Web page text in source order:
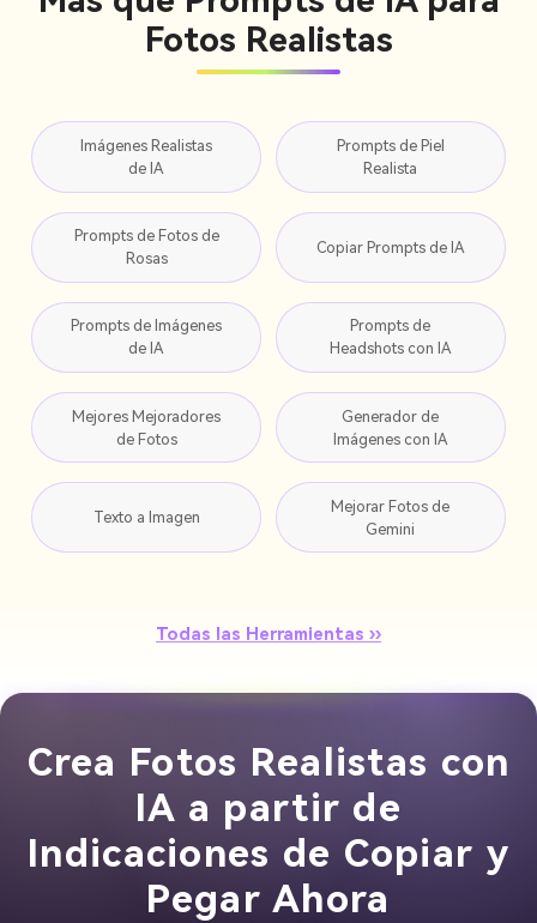
Fotos Realistas
Imágenes Realistas
de IA
Prompts de Piel
Realista
Prompts de Fotos de
Rosas
Copiar Prompts de IA
Prompts de Imágenes
de IA
Prompts de
Headshots con IA
Mejores Mejoradores
de Fotos
Generador de
Imágenes con IA
Texto a Imagen
Mejorar Fotos de
Gemini
Todas las Herramientas ››
Crea Fotos Realistas con
IA a partir de
Indicaciones de Copiar y
Pegar Ahora